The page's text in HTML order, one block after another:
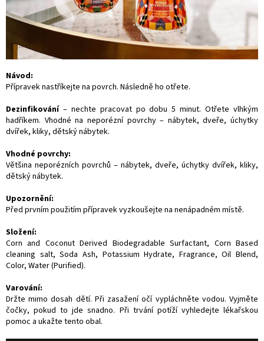
Návod:
Přípravek nastříkejte na povrch. Následně ho otřete.
Dezinfikování– nechte pracovat po dobu 5 minut. Otřete vlhkým
hadříkem. Vhodné na neporézní povrchy – nábytek, dveře, úchytky
dvířek, kliky, dětský nábytek.
Vhodné povrchy:
Většina neporézních povrchů – nábytek, dveře, úchytky dvířek, kliky,
dětský nábytek.
Upozornění:
Před prvním použitím přípravek vyzkoušejte na nenápadném místě.
Složení:
Corn and Coconut Derived Biodegradable Surfactant, Corn Based
cleaning salt, Soda Ash, Potassium Hydrate, Fragrance, Oil Blend,
Color, Water (Purified).
Varování:
Držte mimo dosah dětí. Při zasažení očí vypláchněte vodou. Vyjměte
čočky, pokud to jde snadno. Při trvání potíží vyhledejte lékařskou
pomoc a ukažte tento obal.